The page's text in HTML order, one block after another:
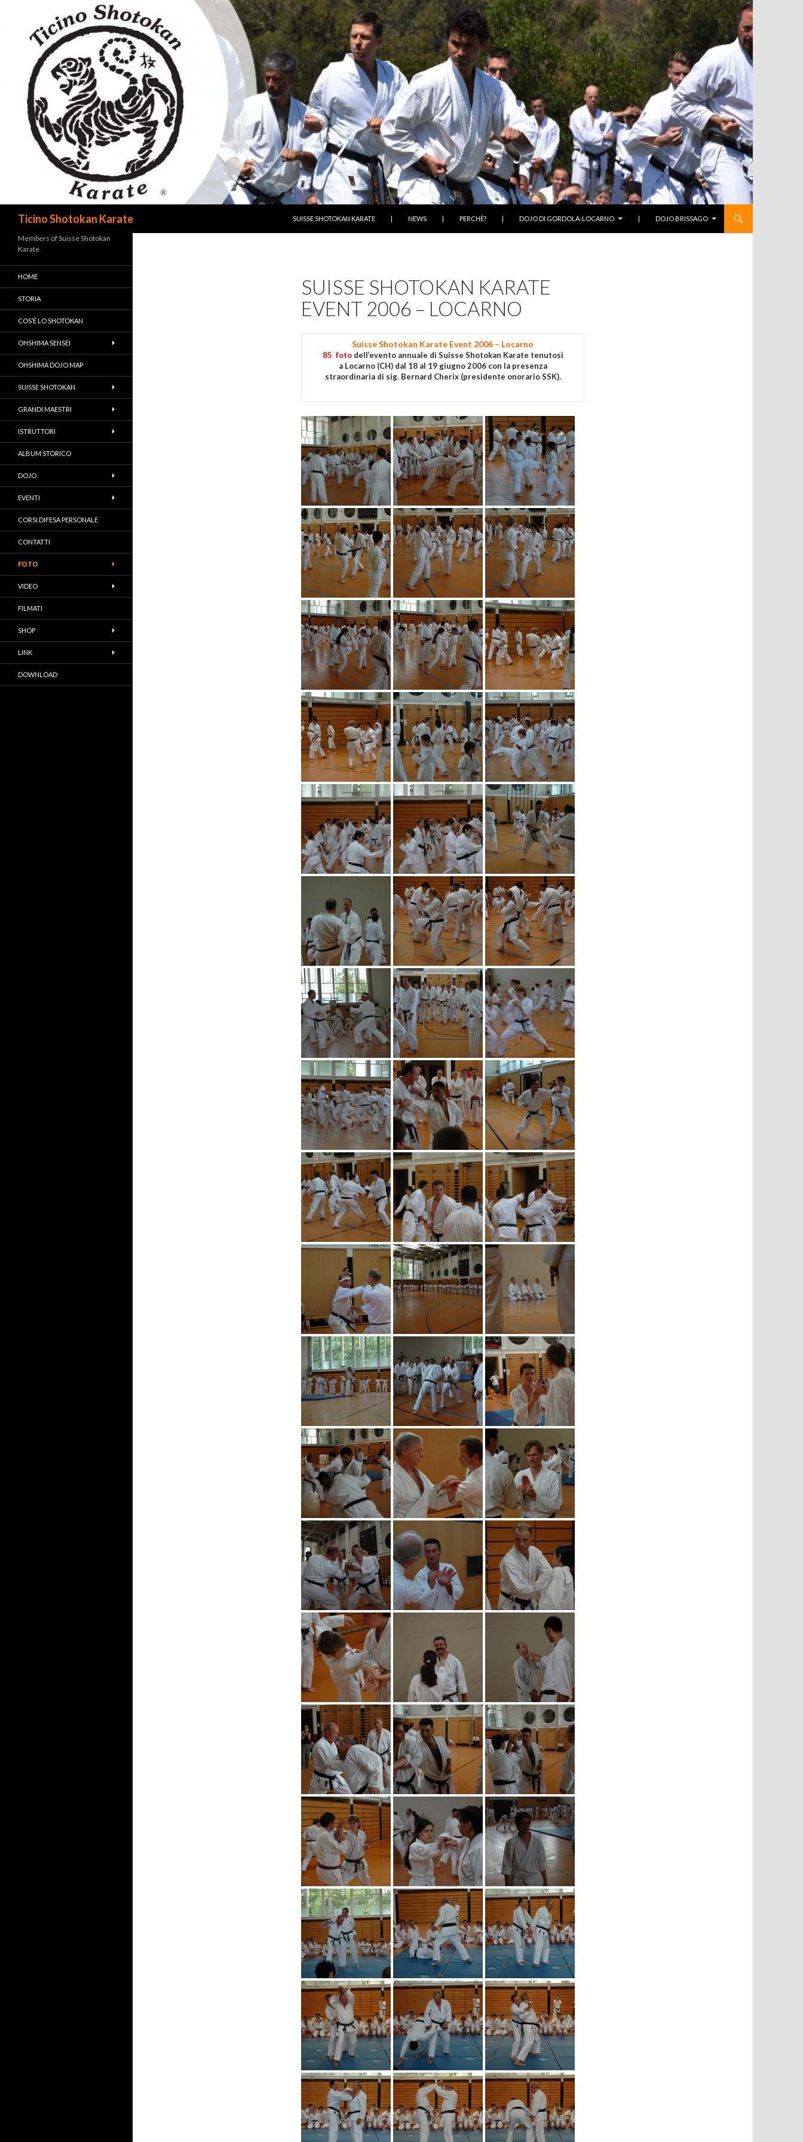
Ticino Shotokan Karate
SUISSE SHOTOKAN KARATE
| NEWS | PERCHÈ? | DOJO DI GORDOLA-LOCARNO | DOJO BRISSAGO
SUISSE SHOTOKAN KARATE
EVENT 2006 – LOCARNO
Suisse Shotokan Karate Event 2006 – Locarno
85 fotodell’evento annuale di Suisse Shotokan Karate tenutosi
a Locarno (CH) dal 18 al 19 giugno 2006 con la presenza
straordinaria di sig. Bernard Cherix (presidente onorario SSK).
Members of Suisse Shotokan
Karate
HOME
STORIA
COS’È LO SHOTOKAN
OHSHIMA SENSEI
OHSHIMA DOJO MAP
SUISSE SHOTOKAN
GRANDI MAESTRI
ISTRUTTORI
ALBUM STORICO
DOJO
EVENTI
CORSI DIFESA PERSONALE
CONTATTI
FOTO
VIDEO
FILMATI
SHOP
LINK
DOWNLOAD